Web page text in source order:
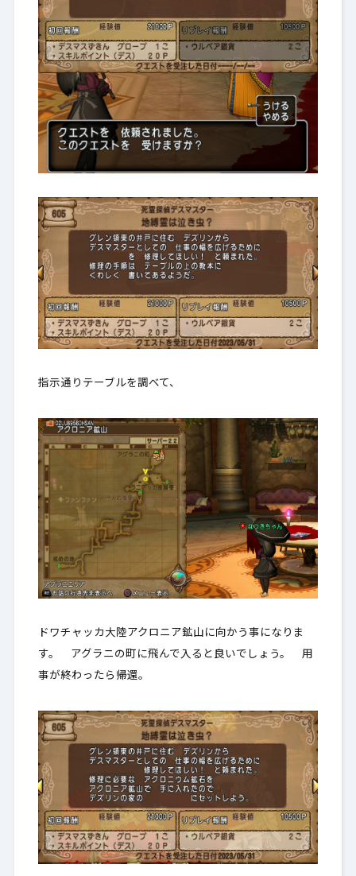
指示通りテーブルを調べて、
ドワチャッカ大陸アクロニア鉱山に向かう事になりま
す。 アグラニの町に飛んで入ると良いでしょう。 用
事が終わったら帰還。